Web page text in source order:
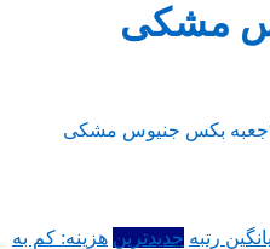
مشکی
بکس جنیوس مشکی
رتبه جدیدترین هزینه: کم به